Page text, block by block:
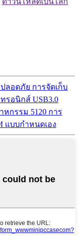
ลอดภัย การจัดเก็บ
รอนิกส์ USB3.0
กรรม 5120 การ
แบบกำหนดเอง